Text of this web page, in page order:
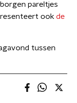
pareltjes
ook de
tussen